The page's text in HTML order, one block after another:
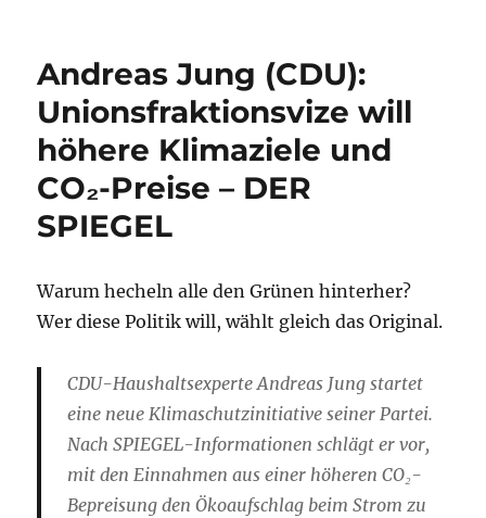
Andreas Jung (CDU):
Unionsfraktionsvize will
höhere Klimaziele und
CO₂-Preise – DER
SPIEGEL
Warum hecheln alle den Grünen hinterher?
Wer diese Politik will, wählt gleich das Original.
CDU-Haushaltsexperte Andreas Jung startet
eine neue Klimaschutzinitiative seiner Partei.
Nach SPIEGEL-Informationen schlägt er vor,
mit den Einnahmen aus einer höheren CO₂-
Bepreisung den Ökoaufschlag beim Strom zu